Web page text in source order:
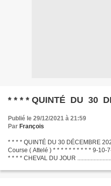
* * * * QUINTÉ DU 30
Publié le 29/12/2021 à 21:59
Par François
* * * * QUINTÉ DU 30 DÉCEMBRE
Course ( Attelé ) * * * * * * * * * * 9-10-
* * * * CHEVAL DU JOUR